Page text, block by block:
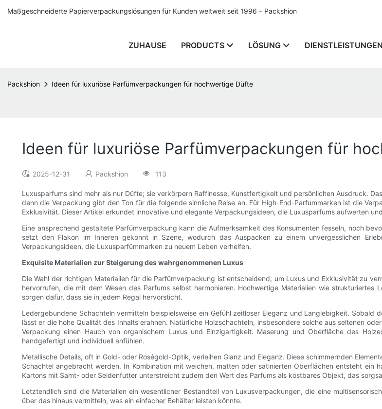
Maßgeschneiderte Papierverpackungslösungen für Kunden weltweit seit 1996 – Packshion
ZUHAUSE PRODUCTS LÖSUNG DIENSTLEISTUNGEN
Packshion Ideen für luxuriöse Parfümverpackungen für hochwertige Düfte
Ideen für luxuriöse Parfümverpackungen für
2025-12-31 Packshion 113
Luxusparfums sind mehr als nur Düfte; sie verkörpern Raffinesse, Kunstfertigkeit und persönlichen Ausdruck.
denn die Verpackung gibt den Ton für die folgende sinnliche Reise an. Für High-End-Parfummarken ist die
Exklusivität. Dieser Artikel erkundet innovative und elegante Verpackungsideen, die Luxusparfums aufwerten
Eine ansprechend gestaltete Parfümverpackung kann die Aufmerksamkeit des Konsumenten fesseln, noch
setzt den Flakon im Inneren gekonnt in Szene, wodurch das Auspacken zu einem unvergesslichen
Verpackungsideen, die Luxusparfümmarken zu neuem Leben verhelfen.
Exquisite Materialien zur Steigerung des wahrgenommenen Luxus
Die Wahl der richtigen Materialien für die Parfümverpackung ist entscheidend, um Luxus und Exklusivität zu
hervorrufen, die mit dem Wesen des Parfums selbst harmonieren. Hochwertige Materialien wie
sorgen dafür, dass sie in jedem Regal hervorsticht.
Ledergebundene Schachteln vermitteln beispielsweise ein Gefühl zeitloser Eleganz und Langlebigkeit.
lässt er die hohe Qualität des Inhalts erahnen. Natürliche Holzschachteln, insbesondere solche aus seltenen
Verpackung einen Hauch von organischem Luxus und Einzigartigkeit. Maserung und Oberfläche des
handgefertigt und individuell anfühlen.
Metallische Details, oft in Gold- oder Roségold-Optik, verleihen Glanz und Eleganz. Diese schimmernden
Schachtel angebracht werden. In Kombination mit weichen, matten oder satinierten Oberflächen entsteht ein
Kartons mit Samt- oder Seidenfutter unterstreicht zudem den Wert des Parfums als kostbares Objekt, das
Letztendlich sind die Materialien ein wesentlicher Bestandteil von Luxusverpackungen, die eine
über das hinaus vermitteln, was ein einfacher Behälter leisten könnte.